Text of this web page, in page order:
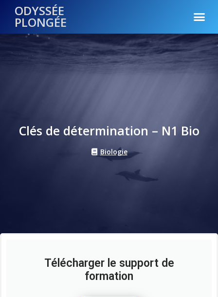
ODYSSÉE
PLONGÉE
Clés de détermination – N1 Bio
Biologie
Télécharger le support de
formation